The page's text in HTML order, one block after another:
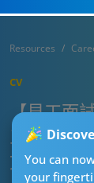
You can
your
Resources
CV
【見工面
三步上籃
文員！